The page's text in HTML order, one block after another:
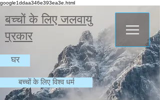
google1ddaa346e393ea3e.html
घर
बच्चों के लिए विश्व धर्म
बच्चों के लिए जलवायु
प्रकार